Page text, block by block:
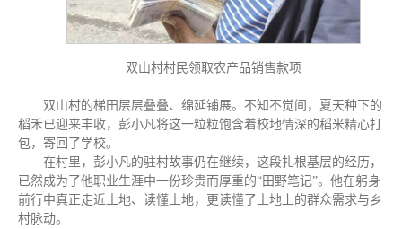
双山村村民领取农产品销售款项
双山村的梯田层层叠叠、绵延铺展。不知不觉间，夏天种下的
稻禾已迎来丰收，彭小凡将这一粒粒饱含着校地情深的稻米精心打
包，寄回了学校。
在村里，彭小凡的驻村故事仍在继续，这段扎根基层的经历，
已然成为了他职业生涯中一份珍贵而厚重的“田野笔记”。他在躬身
前行中真正走近土地、读懂土地，更读懂了土地上的群众需求与乡
村脉动。